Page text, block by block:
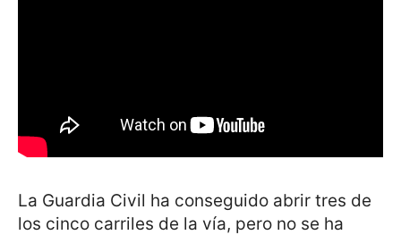
La Guardia Civil ha conseguido abrir tres de
los cinco carriles de la vía, pero no se ha